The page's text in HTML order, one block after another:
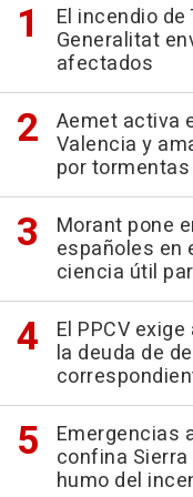
El incendio
Generalitat
afectados
Aemet activa
Valencia y
por
Morant pone
españoles en
ciencia útil
El PPCV
la deuda de
Emergencias
confina
humo del